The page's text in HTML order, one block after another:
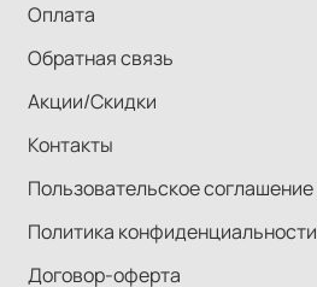
Оплата
Обратная связь
Акции/Скидки
Контакты
Пользовательское соглашение
Политика конфиденциальности
Договор-оферта